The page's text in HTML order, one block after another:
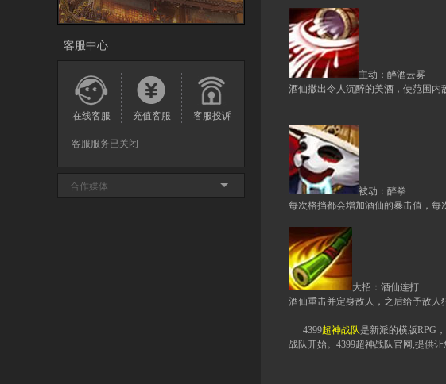
客服中心
在线客服 充值客服 客服投诉
客服服务已关闭
合作媒体
主动：醉酒云雾
酒仙撒出令人沉醉的美酒，使范围内
被动：醉拳
每次格挡都会增加酒仙的暴击值，
大招：酒仙连打
酒仙重击并定身敌人，之后给予敌人
4399超神战队是新派的横版RPG
战队开始。4399超神战队官网,提供